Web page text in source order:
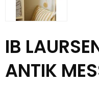
IB
ANTIK